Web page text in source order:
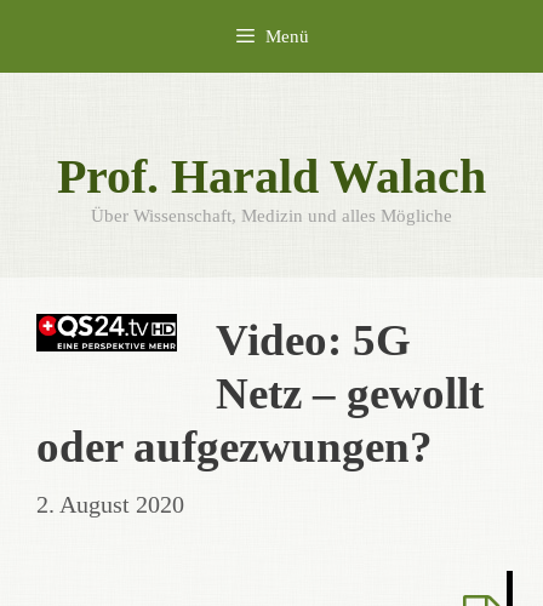
springen
Menü
Prof. Harald Walach
Über Wissenschaft, Medizin und alles Mögliche
Video: 5G
Netz – gewollt
oder aufgezwungen?
2. August 2020